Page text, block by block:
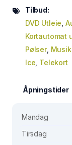
Tilbud:
DVD Utleie
Kortautomat
Pølser,
Ice Telekort
Åpningstider
Mandag
Tirsdag